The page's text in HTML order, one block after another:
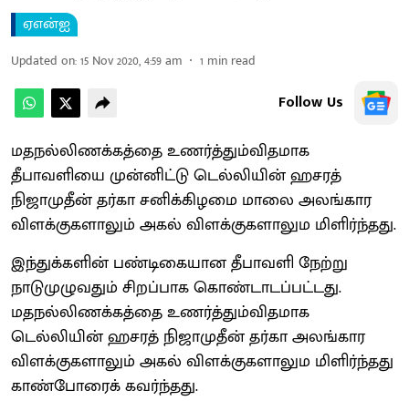
ஏஎன்ஐ
Updated on:15 Nov 2020, 4:59 am 1 min read
Follow Us
மதநல்லிணக்கத்தை உணர்த்தும்விதமாக
தீபாவளியை முன்னிட்டு டெல்லியின் ஹசரத்
நிஜாமுதீன் தர்கா சனிக்கிழமை மாலை அலங்கார
விளக்குகளாலும் அகல் விளக்குகளாலும மிளிர்ந்தது.
இந்துக்களின் பண்டிகையான தீபாவளி நேற்று
நாடுமுழுவதும் சிறப்பாக கொண்டாடப்பட்டது.
மதநல்லிணக்கத்தை உணர்த்தும்விதமாக
டெல்லியின் ஹசரத் நிஜாமுதீன் தர்கா அலங்கார
விளக்குகளாலும் அகல் விளக்குகளாலும மிளிர்ந்தது
காண்போரைக் கவர்ந்தது.